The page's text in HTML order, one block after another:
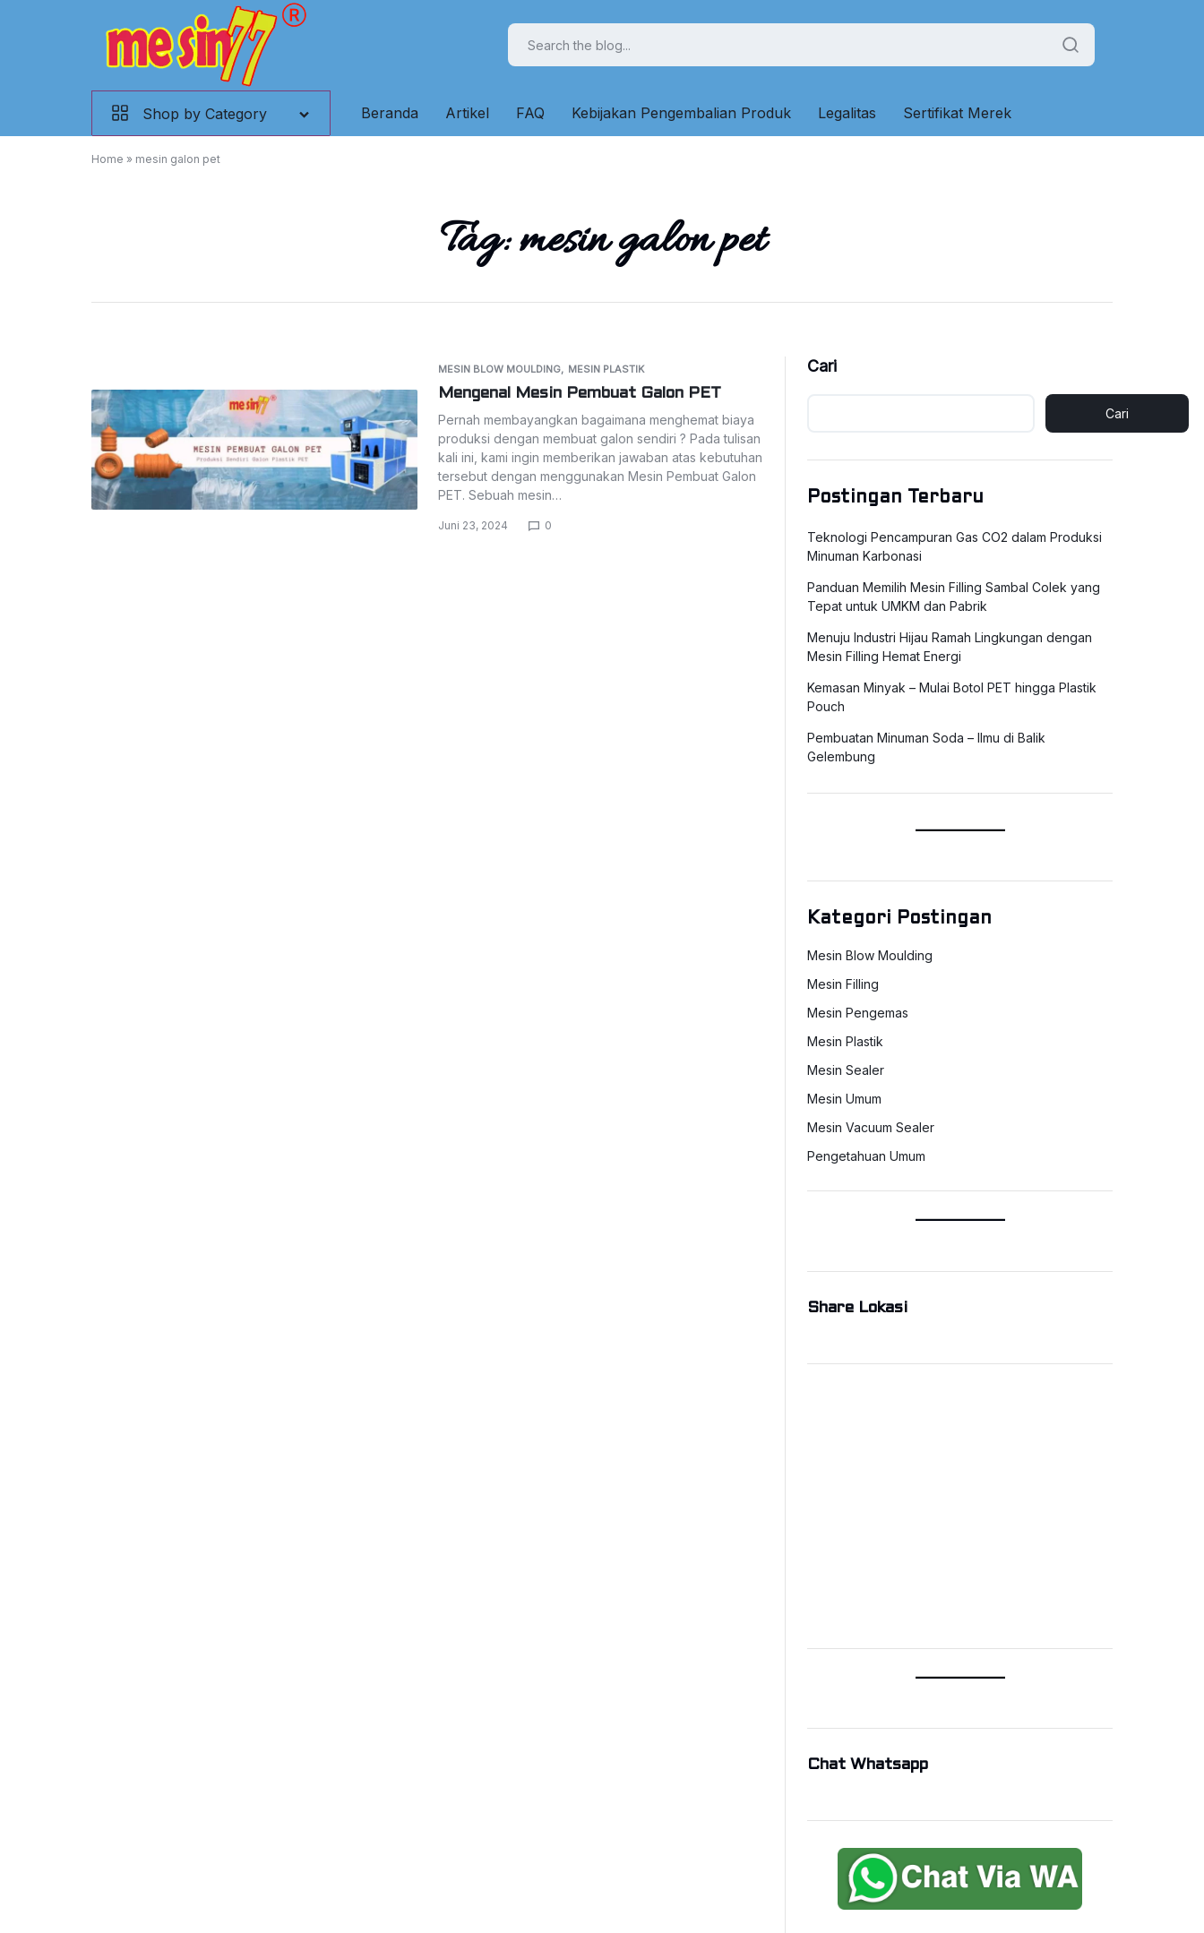
Mesin
Kemasan,
Plastik,
Shop by Category Beranda Artikel FAQ Kebijakan Pengembalian Produk Legalitas Sertifikat Merek
Home » mesin galon pet
Tag:mesin galon pet
MESIN BLOW MOULDING MESIN PLASTIK
Mengenal Mesin Pembuat Galon PET
Pernah membayangkan bagaimana menghemat biaya
produksi dengan membuat galon sendiri ? Pada tulisan
kali ini, kami ingin memberikan jawaban atas kebutuhan
tersebut dengan menggunakan Mesin Pembuat Galon
PET. Sebuah mesin…
Juni 23, 2024 0
Cari
Cari
Postingan Terbaru
Teknologi Pencampuran Gas CO2 dalam Produksi
Minuman Karbonasi
Panduan Memilih Mesin Filling Sambal Colek yang
Tepat untuk UMKM dan Pabrik
Menuju Industri Hijau Ramah Lingkungan dengan
Mesin Filling Hemat Energi
Kemasan Minyak – Mulai Botol PET hingga Plastik
Pouch
Pembuatan Minuman Soda – Ilmu di Balik
Gelembung
Kategori Postingan
Mesin Blow Moulding
Mesin Filling
Mesin Pengemas
Mesin Plastik
Mesin Sealer
Mesin Umum
Mesin Vacuum Sealer
Pengetahuan Umum
Share Lokasi
Chat Whatsapp